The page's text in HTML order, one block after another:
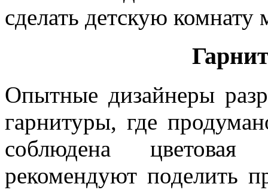
сделать детскую
Опытные дизайнеры
гарнитуры, где
соблюдена
рекомендуют поделить